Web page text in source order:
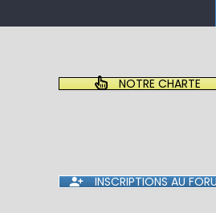
NOTRE CHARTE
INSCRIPTIONS AU